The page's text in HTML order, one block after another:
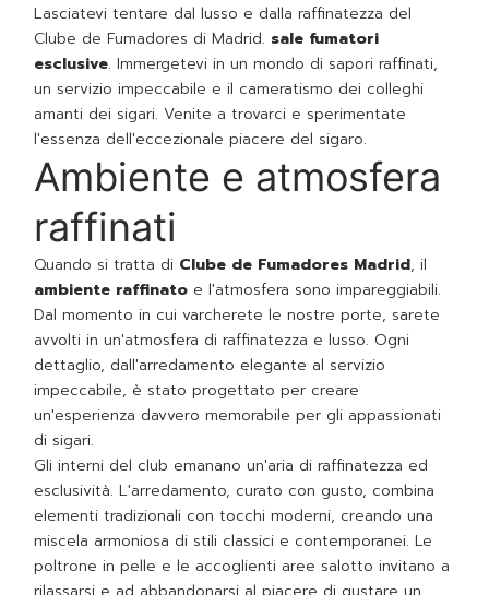
Lasciatevi tentare dal lusso e dalla raffinatezza del
Clube de Fumadores di Madrid. sale fumatori
esclusive. Immergetevi in un mondo di sapori raffinati,
un servizio impeccabile e il cameratismo dei colleghi
amanti dei sigari. Venite a trovarci e sperimentate
l'essenza dell'eccezionale piacere del sigaro.
Ambiente e atmosfera
raffinati
Quando si tratta di Clube de Fumadores Madrid, il
ambiente raffinato e l'atmosfera sono impareggiabili.
Dal momento in cui varcherete le nostre porte, sarete
avvolti in un'atmosfera di raffinatezza e lusso. Ogni
dettaglio, dall'arredamento elegante al servizio
impeccabile, è stato progettato per creare
un'esperienza davvero memorabile per gli appassionati
di sigari.
Gli interni del club emanano un'aria di raffinatezza ed
esclusività. L'arredamento, curato con gusto, combina
elementi tradizionali con tocchi moderni, creando una
miscela armoniosa di stili classici e contemporanei. Le
poltrone in pelle e le accoglienti aree salotto invitano a